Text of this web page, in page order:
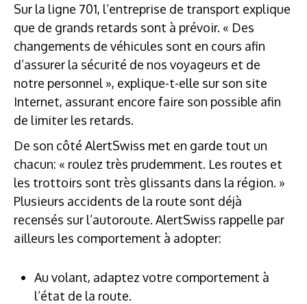
Sur la ligne 701, l’entreprise de transport explique
que de grands retards sont à prévoir. « Des
changements de véhicules sont en cours afin
d’assurer la sécurité de nos voyageurs et de
notre personnel », explique-t-elle sur son site
Internet, assurant encore faire son possible afin
de limiter les retards.
De son côté AlertSwiss met en garde tout un
chacun: « roulez très prudemment. Les routes et
les trottoirs sont très glissants dans la région. »
Plusieurs accidents de la route sont déjà
recensés sur l’autoroute. AlertSwiss rappelle par
ailleurs les comportement à adopter:
Au volant, adaptez votre comportement à
l’état de la route.